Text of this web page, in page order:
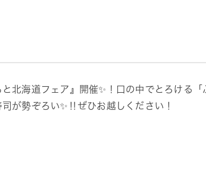
と北海道フェア』開催✨！口の中でとろけ
司が勢ぞろい✨‼ぜひお越しください！